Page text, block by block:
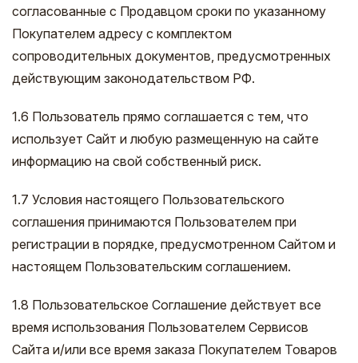
согласованные с Продавцом сроки по указанному
Покупателем адресу с комплектом
сопроводительных документов, предусмотренных
действующим законодательством РФ.
1.6 Пользователь прямо соглашается c тем, что
использует Сайт и любую размещенную на сайте
информацию на свой собственный риск.
1.7 Условия настоящего Пользовательского
соглашения принимаются Пользователем при
регистрации в порядке, предусмотренном Сайтом и
настоящем Пользовательским соглашением.
1.8 Пользовательское Соглашение действует все
время использования Пользователем Сервисов
Сайта и/или все время заказа Покупателем Товаров